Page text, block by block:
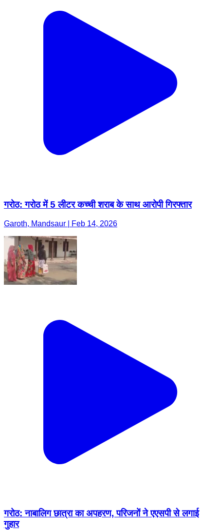
गरोठ: गरोठ में 5 लीटर कच्ची शराब के साथ आरोपी गिरफ्तार
Garoth, Mandsaur | Feb 14, 2026
गरोठ: नाबालिग छात्रा का अपहरण, परिजनों ने एएसपी से लगाई
गुहार